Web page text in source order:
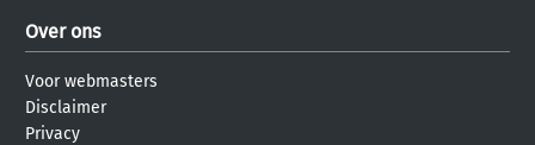
Over ons
Voor webmasters
Disclaimer
Privacy